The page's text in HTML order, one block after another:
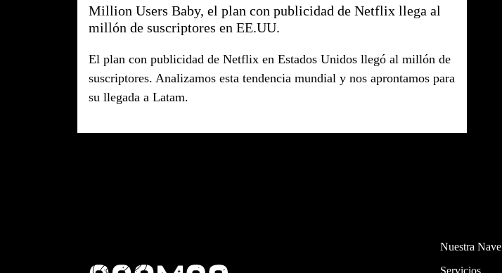
Million Users Baby, el plan con publicidad de Netflix llega al
millón de suscriptores en EE.UU.
El plan con publicidad de Netflix en Estados Unidos llegó al millón de
suscriptores. Analizamos esta tendencia mundial y nos aprontamos para
su llegada a Latam.
Nuestra Nave
Servicios